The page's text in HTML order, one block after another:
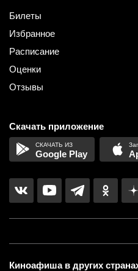
Билеты
Избранное
Расписание
Оценки
Отзывы
Скачать приложение
Google Play
Киноафиша в других